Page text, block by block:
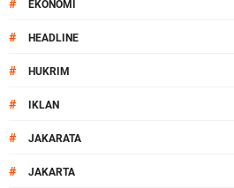
# EKONOMI
# HEADLINE
# HUKRIM
# IKLAN
# JAKARATA
# JAKARTA